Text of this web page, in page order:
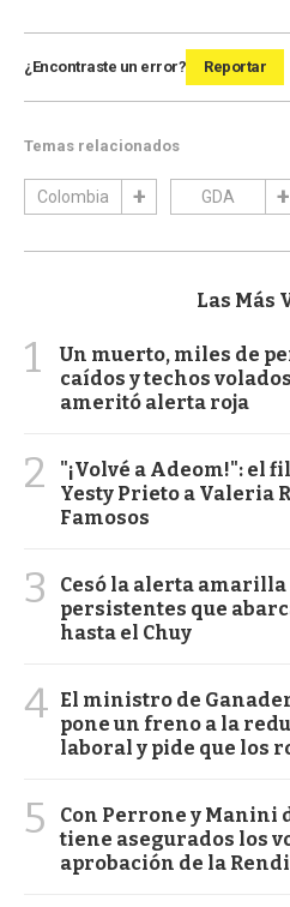
¿Encontraste un error? Reportar
Temas relacionados
Colombia GDA
Las Más
1
Un muerto, miles de
caídos y techos
ameritó alerta roja
2
"¡Volvé a Adeom!": el
Yesty Prieto a Valeria
Famosos
3
Cesó la alerta
persistentes que
hasta el Chuy
4 El ministro de
pone un freno a la
laboral y pide que los
5
Con Perrone y Manini
tiene asegurados los
aprobación de la